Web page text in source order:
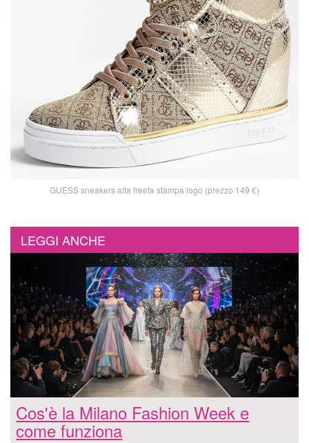
GUESS sneakers alta freeta stampa logo (prezzo 149 €)
LEGGI ANCHE
Cos'è la Milano Fashion Week e
come funziona